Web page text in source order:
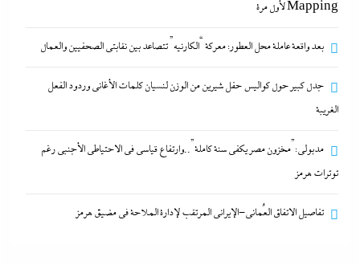
جدل كبير حول كواليس حفل شيرين من الوزن لنسيان
كلمات الأغانى وردود الفعل الغريبة
Mapping لأول مرة
بعد واقعة عاملة محل العطور: معركة “الكارنيه” تتصاعد بين نقابتى الصحفيين والعمال
جدل كبير حول كواليس حفل شيرين من الوزن لنسيان كلمات الأغانى وردود الفعل
الغريبة
مدبولي:”مخزون مصر يكفي سنة كاملة”..وارتفاع قياسي في الاحتياطي الأجنبي رغم
توترات هرمز
تفاصيل الاتفاق العُماني-الإيراني المرتقب لإدارة الملاحة في مضيق هرمز